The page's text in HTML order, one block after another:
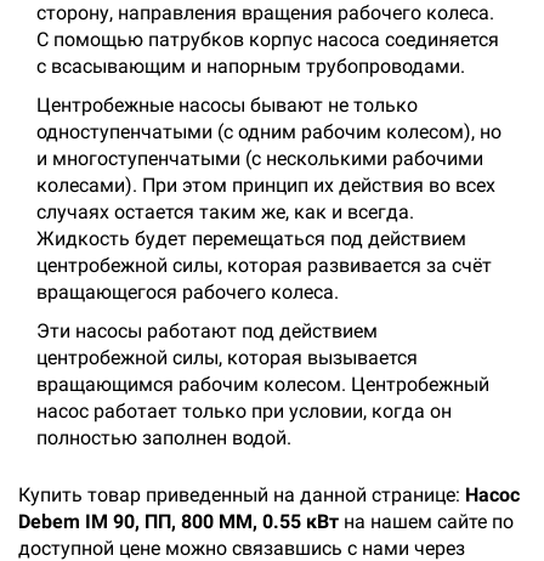
сторону, направления вращения рабочего колеса.
С помощью патрубков корпус насоса соединяется
с всасывающим и напорным трубопроводами.
Центробежные насосы бывают не только
одноступенчатыми (с одним рабочим колесом), но
и многоступенчатыми (с несколькими рабочими
колесами). При этом принцип их действия во всех
случаях остается таким же, как и всегда.
Жидкость будет перемещаться под действием
центробежной силы, которая развивается за счёт
вращающегося рабочего колеса.
Эти насосы работают под действием
центробежной силы, которая вызывается
вращающимся рабочим колесом. Центробежный
насос работает только при условии, когда он
полностью заполнен водой.
Купить товар приведенный на данной странице: Насос
Debem IM 90, ПП, 800 ММ, 0.55 кВт на нашем сайте по
доступной цене можно связавшись с нами через